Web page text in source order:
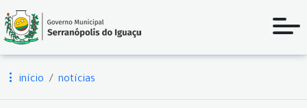
início notícias